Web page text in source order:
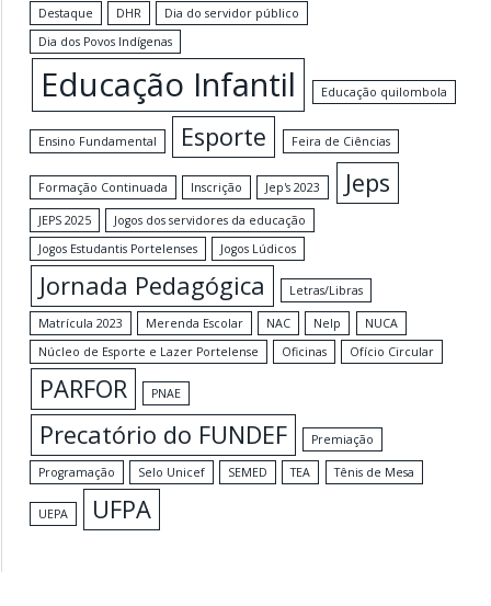
Destaque
DHR
Dia do servidor público
Dia dos Povos Indígenas
Educação Infantil Educação quilombola
Ensino Fundamental Esporte Feira de Ciências
Formação Continuada Inscrição Jep's 2023 Jeps
JEPS 2025
Jogos dos servidores da educação
Jogos Estudantis Portelenses
Jogos Lúdicos
Jornada Pedagógica Letras/Libras
Matrícula 2023 Merenda Escolar NAC Nelp
NUCA
Núcleo de Esporte e Lazer Portelense
Oficinas Ofício Circular
PARFOR PNAE
Precatório do FUNDEF Premiação
Programação Selo Unicef SEMED TEA Tênis de Mesa
UEPA UFPA